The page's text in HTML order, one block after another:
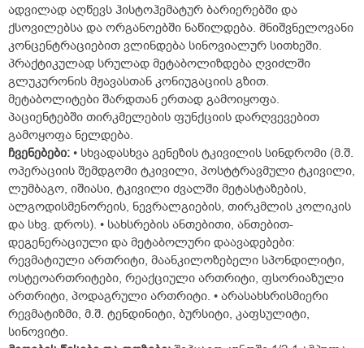
ადვილად აღწევს ჰისტოჰემატურ ბარიერებში და
ქსოვილებსა და ორგანოებში ნაწილდება. მნიშვნელოვანი
კონცენტრაციებით ვლინდება სინოვიალურ სითხეში.
პრაქტიკულად სრულად მეტაბოლიზდება ღვიძლში
გლუკურონის მჟავასთან კონიუგაციის გზით.
მეტაბოლიტები შარდთან ერთად გამოიყოფა.
პაციენტებში თირკმელების ფუნქციის დარღვევებით
გამოყოფა ნელდება.
ჩვენებები: • სხვადასხვა გენეზის ტკივილის სინდრომი (მ.შ.
ოპერაციის შემდგომი ტკივილი, პოსტტრავმული ტკივილი,
ლუმბაგო, იშიასი, ტკივილი ძვალში მეტასტაზების,
ალგოდისმენორეის, ნევრალგიების, თირკმლის კოლიკის
და სხვ. დროს). • სახსრების ანთებითი, ანთებით-
დეგენერაციული და მეტაბოლური დაავადებები:
რევმატიული ართრიტი, მაანკილოზებელი სპონდილიტი,
ოსტეოართრიტები, რეაქციული ართრიტი, ფსორიაზული
ართრიტი, პოდაგრული ართრიტი. • არასახსრისმიერი
რევმატიზმი, მ.შ. ტენდინიტი, ბურსიტი, კაფსულიტი,
სინოვიტი.